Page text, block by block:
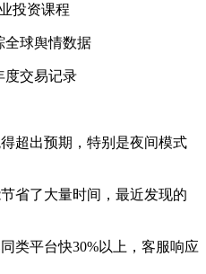
投资课程
全球舆情数据
度交易记录
超出预期，特别是夜间模式
省了大量时间，最近发现的
类平台快30%以上，客服响应